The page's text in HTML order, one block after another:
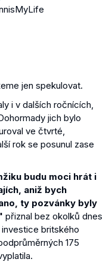
jen spekulovat.
i v dalších ročnících,
jich bylo
ve čtvrté,
rok se posunul zase
budu moci hrát i
aniž bych
ty pozvánky byly
přiznal bez okolků dnes
britského
175